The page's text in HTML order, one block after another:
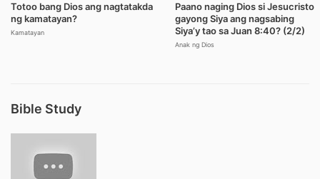
Totoo bang Dios ang nagtatakda
ng kamatayan?
Kamatayan
Paano naging Dios si Jesucristo
gayong Siya ang nagsabing
Siya’y tao sa Juan 8:40? (2/2)
Anak ng Dios
Bible Study